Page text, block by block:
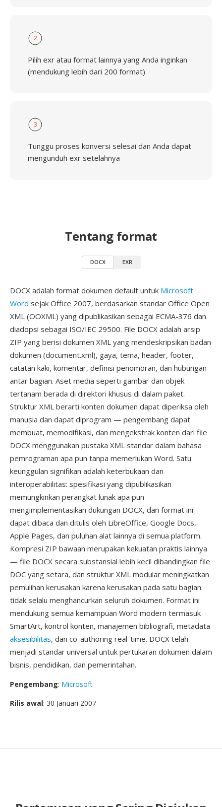
2
Pilih exr atau format lainnya yang Anda inginkan
(mendukung lebih dari 200 format)
3
Tunggu proses konversi selesai dan Anda dapat
mengunduh exr setelahnya
Tentang format
DOCX EXR
DOCX adalah format dokumen default untuk Microsoft
Word sejak Office 2007, berdasarkan standar Office Open
XML (OOXML) yang dipublikasikan sebagai ECMA-376 dan
diadopsi sebagai ISO/IEC 29500. File DOCX adalah arsip
ZIP yang berisi dokumen XML yang mendeskripsikan badan
dokumen (document.xml), gaya, tema, header, footer,
catatan kaki, komentar, definisi penomoran, dan hubungan
antar bagian. Aset media seperti gambar dan objek
tertanam berada di direktori khusus di dalam paket.
Struktur XML berarti konten dokumen dapat diperiksa oleh
manusia dan dapat diprogram — pengembang dapat
membuat, memodifikasi, dan mengekstrak konten dari file
DOCX menggunakan pustaka XML standar dalam bahasa
pemrograman apa pun tanpa memerlukan Word. Satu
keunggulan signifikan adalah keterbukaan dan
interoperabilitas: spesifikasi yang dipublikasikan
memungkinkan perangkat lunak apa pun
mengimplementasikan dukungan DOCX, dan format ini
dapat dibaca dan ditulis oleh LibreOffice, Google Docs,
Apple Pages, dan puluhan alat lainnya di semua platform.
Kompresi ZIP bawaan merupakan kekuatan praktis lainnya
— file DOCX secara substansial lebih kecil dibandingkan file
DOC yang setara, dan struktur XML modular meningkatkan
pemulihan kerusakan karena kerusakan pada satu bagian
tidak selalu menghancurkan seluruh dokumen. Format ini
mendukung semua kemampuan Word modern termasuk
SmartArt, kontrol konten, manajemen bibliografi, metadata
aksesibilitas, dan co-authoring real-time. DOCX telah
menjadi standar universal untuk pertukaran dokumen dalam
bisnis, pendidikan, dan pemerintahan.
Pengembang: Microsoft
Rilis awal: 30 Januari 2007